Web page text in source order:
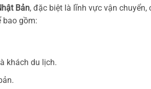
Bản, đặc biệt là lĩnh vực vận
bao gồm:
khách du lịch.